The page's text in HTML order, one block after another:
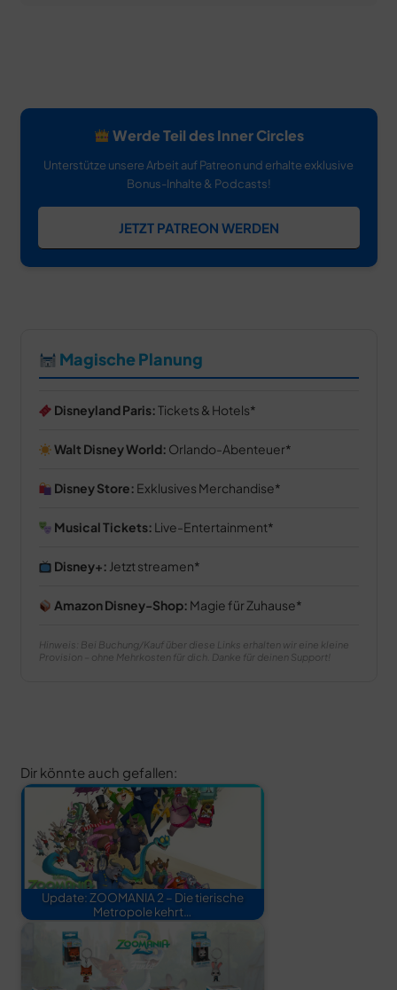
Werde Teil des Inner Circles
Unterstütze unsere Arbeit auf Patreon und erhalte exklusive
Bonus-Inhalte & Podcasts!
JETZT PATREON WERDEN
Magische Planung
Disneyland Paris:Tickets & Hotels
Walt Disney World: Orlando-Abenteuer
Disney Store: Exklusives Merchandise
Musical Tickets: Live-Entertainment
Disney+: Jetzt streamen
Amazon Disney-Shop: Magie für Zuhause
Hinweis: Bei Buchung/Kauf über diese Links erhalten wir eine kleine
Provision – ohne Mehrkosten für dich. Danke für deinen Support!
Dir könnte auch gefallen:
Update: ZOOMANIA 2 – Die tierische
Metropole kehrt…